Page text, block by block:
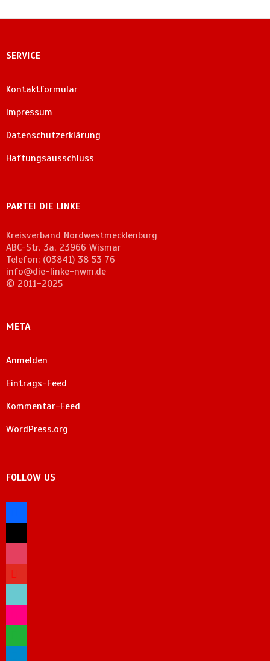
SERVICE
Kontaktformular
Impressum
Datenschutzerklärung
Haftungsausschluss
PARTEI DIE LINKE
Kreisverband Nordwestmecklenburg
ABC-Str. 3a, 23966 Wismar
Telefon: (03841) 38 53 76
info@die-linke-nwm.de
© 2011-2025
META
Anmelden
Eintrags-Feed
Kommentar-Feed
WordPress.org
FOLLOW US
facebook
x
instagram
youtube
tiktok
flickr
whatsapp
telegram